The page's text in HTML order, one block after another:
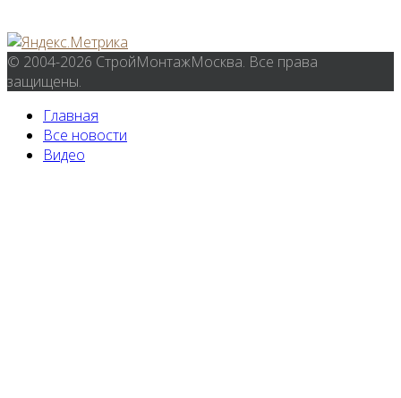
© 2004-2026 СтройМонтажМосква. Все права
защищены.
Главная
Все новости
Видео